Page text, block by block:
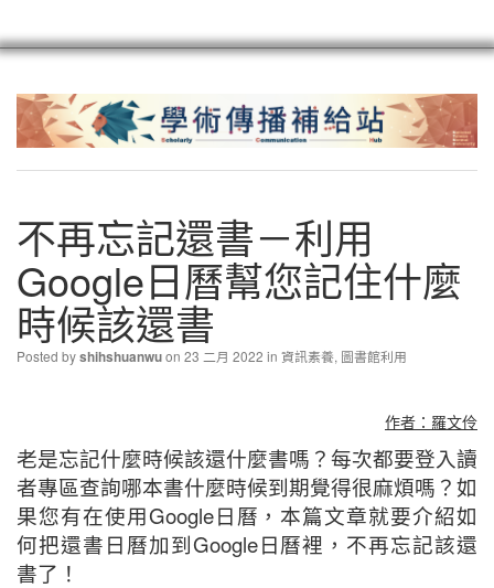
聯繫
不再忘記還書－利用
Google日曆幫您記住什麼
時候該還書
Posted byshihshuanwuon 23 二月 2022 in 資訊素養, 圖書館利用
作者：羅文伶
老是忘記什麼時候該還什麼書嗎？每次都要登入讀
者專區查詢哪本書什麼時候到期覺得很麻煩嗎？如
果您有在使用Google日曆，本篇文章就要介紹如
何把還書日曆加到Google日曆裡，不再忘記該還
書了！